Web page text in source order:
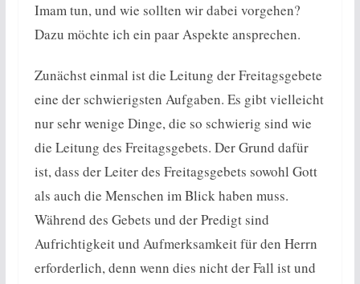
Imam tun, und wie sollten wir dabei vorgehen?
Dazu möchte ich ein paar Aspekte ansprechen.
Zunächst einmal ist die Leitung der Freitagsgebete
eine der schwierigsten Aufgaben. Es gibt vielleicht
nur sehr wenige Dinge, die so schwierig sind wie
die Leitung des Freitagsgebets. Der Grund dafür
ist, dass der Leiter des Freitagsgebets sowohl Gott
als auch die Menschen im Blick haben muss.
Während des Gebets und der Predigt sind
Aufrichtigkeit und Aufmerksamkeit für den Herrn
erforderlich, denn wenn dies nicht der Fall ist und